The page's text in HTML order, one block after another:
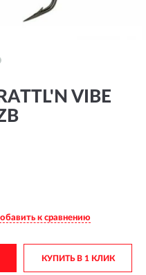
VIBE
к сравнению
КУПИТЬ В 1 КЛИК